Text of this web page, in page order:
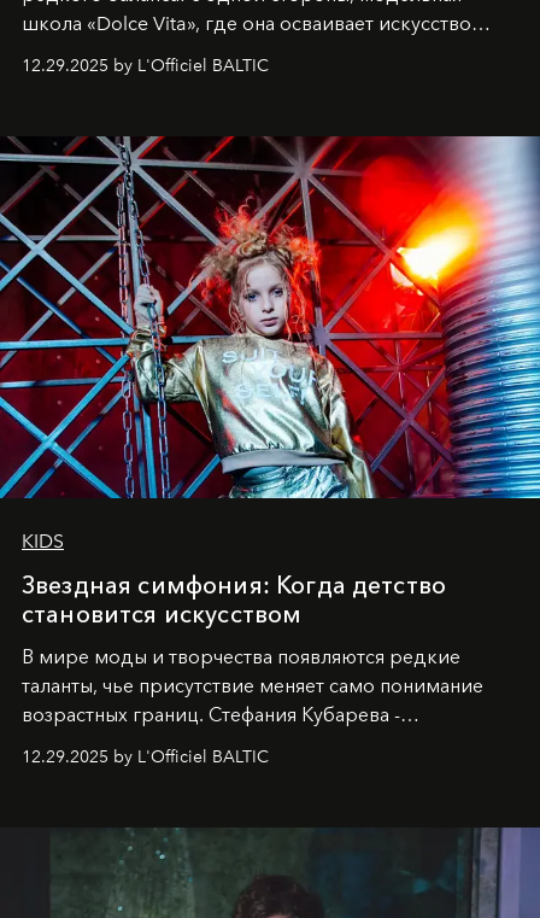
школа «Dolce Vita», где она осваивает искусство
позы и образа, с другой - подготовительная
балетная студия при хореографическом училище,
танцевального пути за плечами.
12.29.2025 by L'Officiel BALTIC
KIDS
Звездная симфония: Когда детство
становится искусством
В мире моды и творчества появляются редкие
таланты, чье присутствие меняет само понимание
возрастных границ. Стефания Кубарева -
десятилетняя обладательница невероятной
харизмы, чье имя уже украшает обложки
2025
и LUXIA June 2025, представляет собой
уникальное явление современной культуры.
12.29.2025 by L'Officiel BALTIC